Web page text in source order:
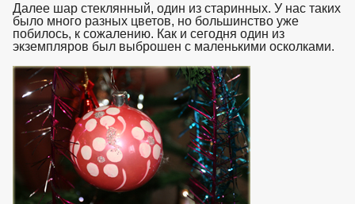
Далее шар стеклянный, один из старинных. У нас таких
было много разных цветов, но большинство уже
побилось, к сожалению. Как и сегодня один из
экземпляров был выброшен с маленькими осколками.